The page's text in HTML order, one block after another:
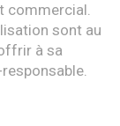
commercial.
sont au
à sa